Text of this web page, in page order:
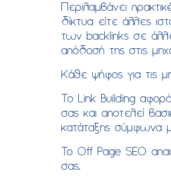
Περιλαμβάνει
δίκτυα είτε άλλες
των backlinks σε
απόδοσή της στις
Κάθε ψήφος για τις
Το Link Building
σας και αποτελεί
κατάταξης σύμφωνα
To Off Page SEO
σας.